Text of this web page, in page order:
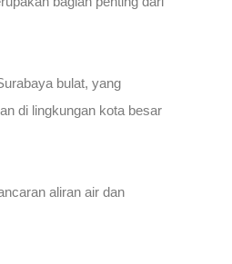
bulat, yang
di lingkungan kota besar
aliran air dan